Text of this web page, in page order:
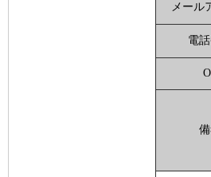
メール
電